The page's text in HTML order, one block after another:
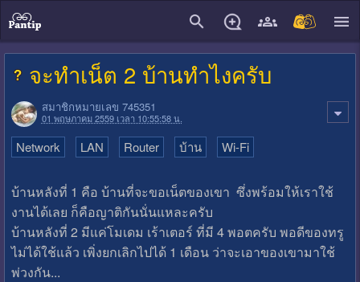
จะทำเน็ต 2 บ้านทำไงครับ
สมาชิกหมายเลข 745351
01 พฤษภาคม 2559 เวลา 10:55:58 น.
Network LAN Router บ้าน Wi-Fi
บ้านหลังที่ 1 คือ บ้านที่จะขอเน็ตของเขา ซึ่งพร้อมให้เราใช้
งานได้เลย ก็คือญาติกันนั่นแหละครับ
บ้านหลังที่ 2 มีแค่โมเดม เร้าเตอร์ ที่มี 4 พอตครับ พอดีของทรู
ไม่ได้ใช้แล้ว เพิ่งยกเลิกไปได้ 1 เดือน ว่าจะเอาของเขามาใช้
พ่วงกัน...
close